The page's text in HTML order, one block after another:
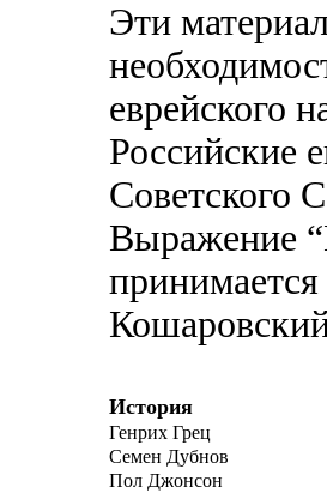
Эти
еврейского
Российские
Советского
Выражение
История
Генрих Грец
Семен Дубнов
Пол Джонсон